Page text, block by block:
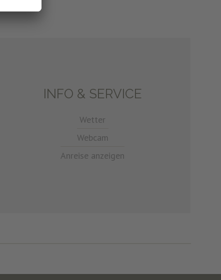
INFO & SERVICE
Wetter
Webcam
Anreise anzeigen